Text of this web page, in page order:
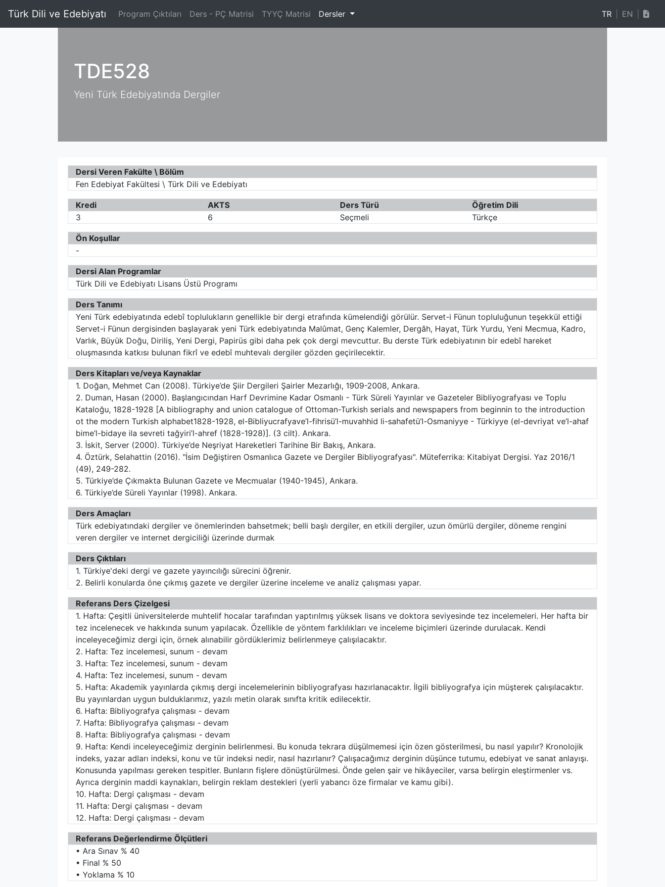
Türk Dili ve Edebiyatı Program Çıktıları Ders - PÇ Matrisi TYYÇ Matrisi Dersler TR EN
TDE528
Yeni Türk Edebiyatında Dergiler
Dersi Veren Fakülte \ Bölüm
Fen Edebiyat Fakültesi \ Türk Dili ve Edebiyatı
Kredi AKTS Ders Türü
Öğretim Dili
3
6 Seçmeli Türkçe
Ön Koşullar
-
Dersi Alan Programlar
Türk Dili ve Edebiyatı Lisans Üstü Programı
Ders Tanımı
Yeni Türk edebiyatında edebî toplulukların genellikle bir dergi etrafında kümelendiği görülür. Servet-i Fünun topluluğunun teşekkül ettiği
Servet-i Fünun dergisinden başlayarak yeni Türk edebiyatında Malûmat, Genç Kalemler, Dergâh, Hayat, Türk Yurdu, Yeni Mecmua, Kadro,
Varlık, Büyük Doğu, Diriliş, Yeni Dergi, Papirüs gibi daha pek çok dergi mevcuttur. Bu derste Türk edebiyatının bir edebî hareket
oluşmasında katkısı bulunan fikrî ve edebî muhtevalı dergiler gözden geçirilecektir.
Ders Kitapları ve/veya Kaynaklar
1. Doğan, Mehmet Can (2008). Türkiye’de Şiir Dergileri Şairler Mezarlığı, 1909-2008, Ankara.
2. Duman, Hasan (2000). Başlangıcından Harf Devrimine Kadar Osmanlı - Türk Süreli Yayınlar ve Gazeteler Bibliyografyası ve Toplu
Kataloğu, 1828-1928 [A bibliography and union catalogue of Ottoman-Turkish serials and newspapers from beginnin to the introduction
ot the modern Turkish alphabet1828-1928, el-Bibliyucrafyave’l-fihrisü’l-muvahhid li-sahafetü’l-Osmaniyye - Türkiyye (el-devriyat ve’l-ahaf
bime’l-bidaye ila sevreti tağyiri’l-ahref (1828-1928)]. (3 cilt). Ankara.
3. İskit, Server (2000). Türkiye’de Neşriyat Hareketleri Tarihine Bir Bakış, Ankara.
4. Öztürk, Selahattin (2016). "İsim Değiştiren Osmanlıca Gazete ve Dergiler Bibliyografyası". Müteferrika: Kitabiyat Dergisi. Yaz 2016/1
(49), 249-282.
5. Türkiye’de Çıkmakta Bulunan Gazete ve Mecmualar (1940-1945), Ankara.
6. Türkiye’de Süreli Yayınlar (1998). Ankara.
Ders Amaçları
Türk edebiyatındaki dergiler ve önemlerinden bahsetmek; belli başlı dergiler, en etkili dergiler, uzun ömürlü dergiler, döneme rengini
veren dergiler ve internet dergiciliği üzerinde durmak
Ders Çıktıları
1. Türkiye'deki dergi ve gazete yayıncılığı sürecini öğrenir.
2. Belirli konularda öne çıkmış gazete ve dergiler üzerine inceleme ve analiz çalışması yapar.
Referans Ders Çizelgesi
1. Hafta: Çeşitli üniversitelerde muhtelif hocalar tarafından yaptırılmış yüksek lisans ve doktora seviyesinde tez incelemeleri. Her hafta bir
tez incelenecek ve hakkında sunum yapılacak. Özellikle de yöntem farklılıkları ve inceleme biçimleri üzerinde durulacak. Kendi
inceleyeceğimiz dergi için, örnek alınabilir gördüklerimiz belirlenmeye çalışılacaktır.
2. Hafta: Tez incelemesi, sunum - devam
3. Hafta: Tez incelemesi, sunum - devam
4. Hafta: Tez incelemesi, sunum - devam
5. Hafta: Akademik yayınlarda çıkmış dergi incelemelerinin bibliyografyası hazırlanacaktır. İlgili bibliyografya için müşterek çalışılacaktır.
Bu yayınlardan uygun bulduklarımız, yazılı metin olarak sınıfta kritik edilecektir.
6. Hafta: Bibliyografya çalışması - devam
7. Hafta: Bibliyografya çalışması - devam
8. Hafta: Bibliyografya çalışması - devam
9. Hafta: Kendi inceleyeceğimiz derginin belirlenmesi. Bu konuda tekrara düşülmemesi için özen gösterilmesi, bu nasıl yapılır? Kronolojik
indeks, yazar adları indeksi, konu ve tür indeksi nedir, nasıl hazırlanır? Çalışacağımız derginin düşünce tutumu, edebiyat ve sanat anlayışı.
Konusunda yapılması gereken tespitler. Bunların fişlere dönüştürülmesi. Önde gelen şair ve hikâyeciler, varsa belirgin eleştirmenler vs.
Ayrıca derginin maddi kaynakları, belirgin reklam destekleri (yerli yabancı öze firmalar ve kamu gibi).
10. Hafta: Dergi çalışması - devam
11. Hafta: Dergi çalışması - devam
12. Hafta: Dergi çalışması - devam
Referans Değerlendirme Ölçütleri
• Ara Sınav % 40
• Final % 50
• Yoklama % 10